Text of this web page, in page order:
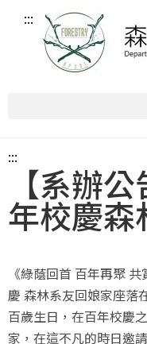
:::
:::
【系辦
年校慶森
《綠蔭回首 百年再聚
慶 森林系友回娘家座落
百歲生日，在百年校慶
家，在這不凡的時日邀